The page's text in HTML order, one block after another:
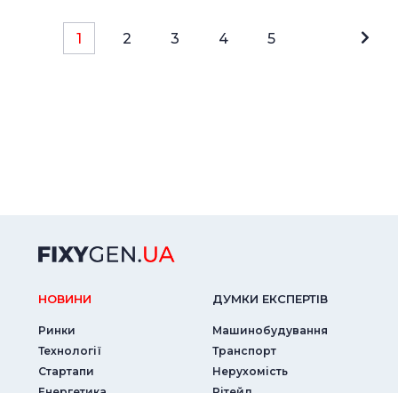
1 2 3 4 5
НОВИНИ
Ринки
Технології
Стартапи
ДУМКИ ЕКСПЕРТIВ
Машинобудування
Транспорт
Нерухомість